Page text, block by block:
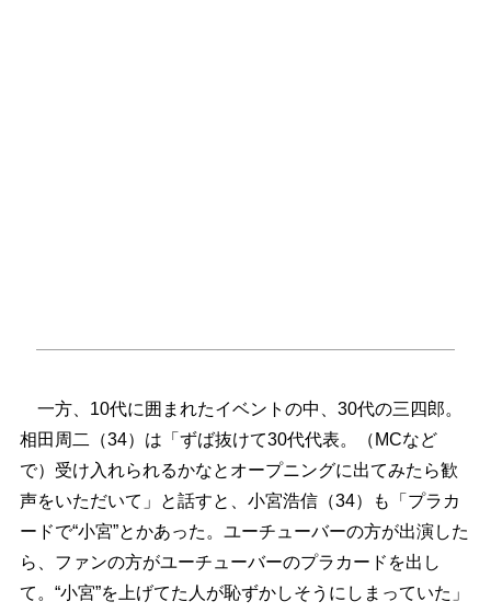
一方、10代に囲まれたイベントの中、30代の三四郎。
相田周二（34）は「ずば抜けて30代代表。（MCなど
で）受け入れられるかなとオープニングに出てみたら歓
声をいただいて」と話すと、小宮浩信（34）も「プラカ
ードで“小宮”とかあった。ユーチューバーの方が出演した
ら、ファンの方がユーチューバーのプラカードを出し
て。“小宮”を上げてた人が恥ずかしそうにしまっていた」